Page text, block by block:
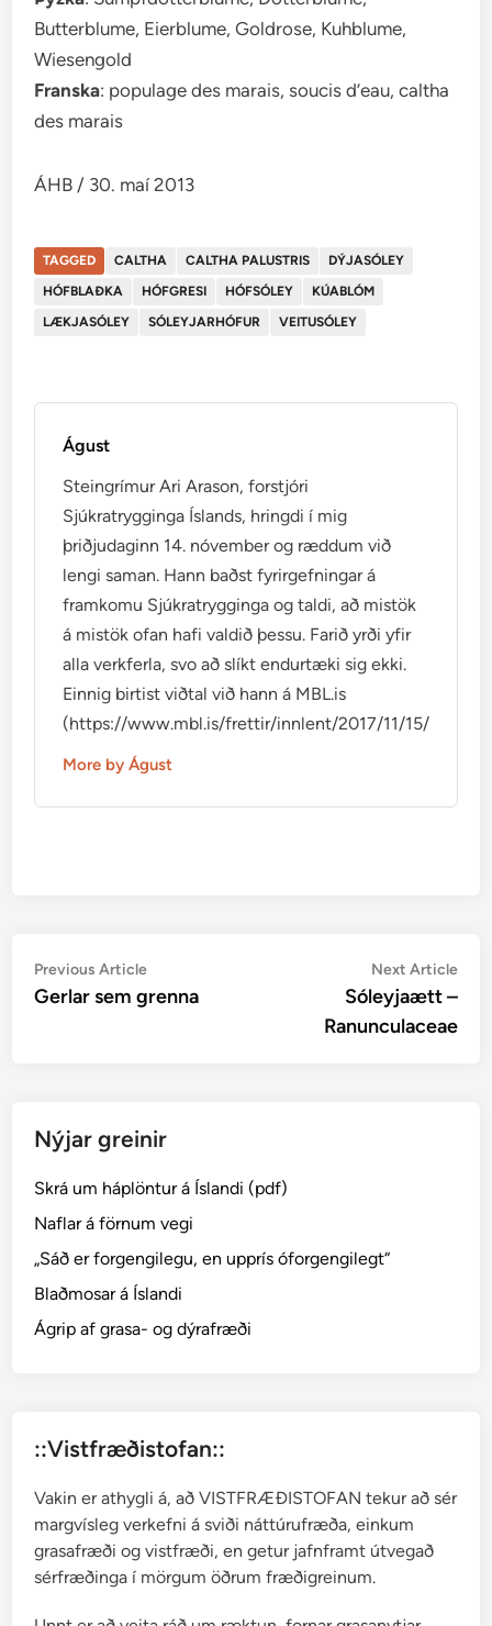
Butterblume, Eierblume, Goldrose, Kuhblume,
Wiesengold
Franska: populage des marais, soucis d’eau, caltha
des marais
ÁHB / 30. maí 2013
TAGGED CALTHA CALTHA PALUSTRIS
DÝJASÓLEY
HÓFBLAÐKA
HÓFGRESI HÓFSÓLEY
KÚABLÓM
LÆKJASÓLEY
SÓLEYJARHÓFUR VEITUSÓLEY
Águst
Steingrímur Ari Arason, forstjóri
Sjúkratrygginga Íslands, hringdi í mig
þriðjudaginn 14. nóvember og ræddum við
lengi saman. Hann baðst fyrirgefningar á
framkomu Sjúkratrygginga og taldi, að mistök
á mistök ofan hafi valdið þessu. Farið yrði yfir
alla verkferla, svo að slíkt endurtæki sig ekki.
Einnig birtist viðtal við hann á MBL.is
(https://www.mbl.is/frettir/innlent/2017/11/15/
More by Águst
Post
navigation
Previous ArticlePrevious
article:
Gerlar sem grenna
Next Article
Sóleyjaætt –
Ranunculaceae
Nýjar greinir
Skrá um háplöntur á Íslandi (pdf)
Naflar á förnum vegi
„Sáð er forgengilegu, en upprís óforgengilegt“
Blaðmosar á Íslandi
Ágrip af grasa- og dýrafræði
::Vistfræðistofan::
Vakin er athygli á, að VISTFRÆÐISTOFAN tekur að sér
margvísleg verkefni á sviði náttúrufræða, einkum
grasafræði og vistfræði, en getur jafnframt útvegað
sérfræðinga í mörgum öðrum fræðigreinum.